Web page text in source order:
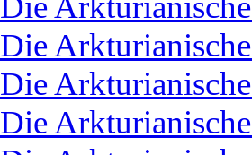
Die
Die
Die